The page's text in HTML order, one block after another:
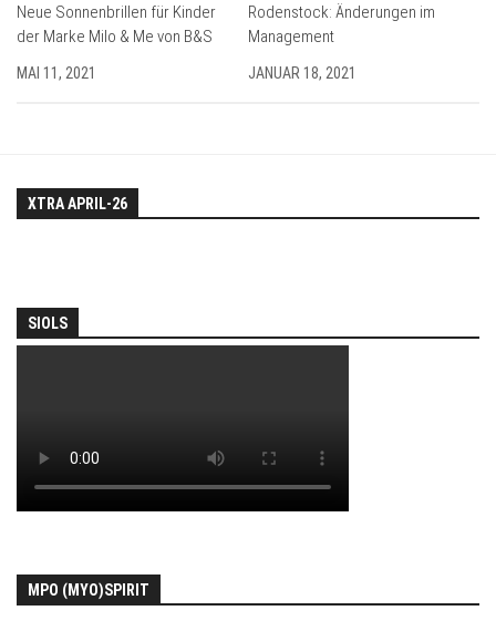
Neue Sonnenbrillen für Kinder
der Marke Milo & Me von B&S
MAI 11, 2021
Rodenstock: Änderungen im
Management
JANUAR 18, 2021
XTRA APRIL-26
SIOLS
MPO (MYO)SPIRIT